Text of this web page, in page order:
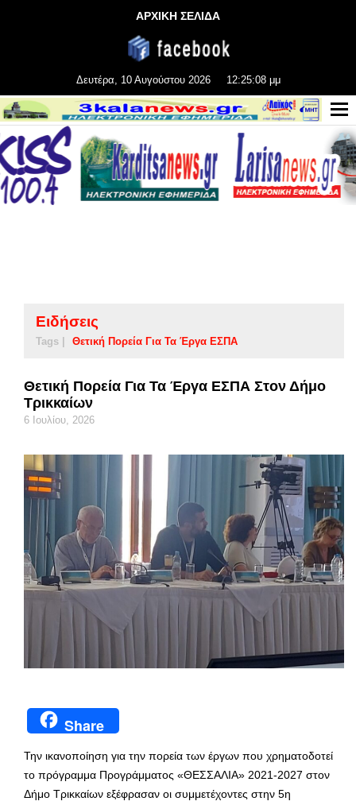
ΑΡΧΙΚΗ ΣΕΛΙΔΑ
Δευτέρα, 10 Αυγούστου 2026 12:25:09 μμ
Ειδήσεις
Tags | Θετική Πορεία Για Τα Έργα ΕΣΠΑ
Θετική Πορεία Για Τα Έργα ΕΣΠΑ Στον Δήμο
Τρικκαίων
6 Ιουλίου, 2026
Share
Την ικανοποίηση για την πορεία των έργων που χρηματοδοτεί
το πρόγραμμα Προγράμματος «ΘΕΣΣΑΛΙΑ» 2021-2027 στον
Δήμο Τρικκαίων εξέφρασαν οι συμμετέχοντες στην 5η